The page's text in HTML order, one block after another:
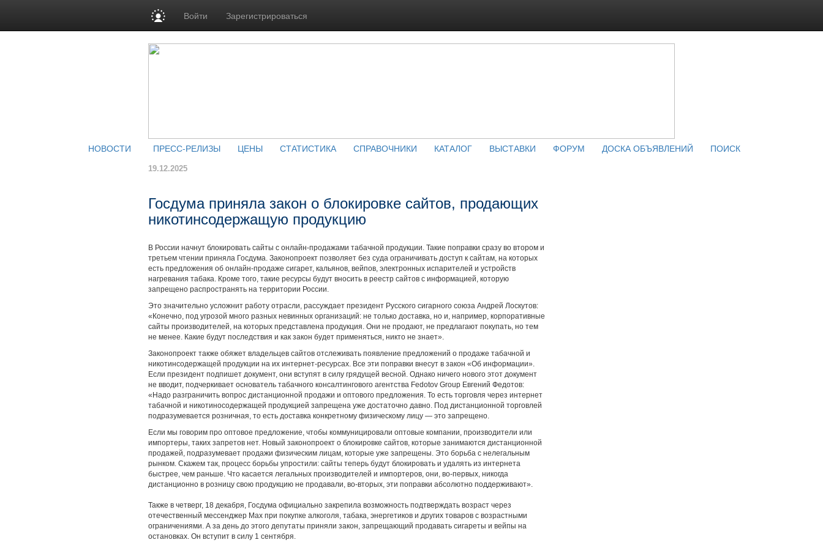
Войти Зарегистрироваться
НОВОСТИ ПРЕСС-РЕЛИЗЫ ЦЕНЫ СТАТИСТИКА СПРАВОЧНИКИ КАТАЛОГ ВЫСТАВКИ ФОРУМ ДОСКА ОБЪЯВЛЕНИЙ ПОИСК
19.12.2025
Госдума приняла закон о блокировке сайтов, продающих
никотинсодержащую продукцию
В России начнут блокировать сайты с онлайн-продажами табачной продукции. Такие поправки сразу во втором и
третьем чтении приняла Госдума. Законопроект позволяет без суда ограничивать доступ к сайтам, на которых
есть предложения об онлайн-продаже сигарет, кальянов, вейпов, электронных испарителей и устройств
нагревания табака. Кроме того, такие ресурсы будут вносить в реестр сайтов с информацией, которую
запрещено распространять на территории России.
Это значительно усложнит работу отрасли, рассуждает президент Русского сигарного союза Андрей Лоскутов:
«Конечно, под угрозой много разных невинных организаций: не только доставка, но и, например, корпоративные
сайты производителей, на которых представлена продукция. Они не продают, не предлагают покупать, но тем
не менее. Какие будут последствия и как закон будет применяться, никто не знает».
Законопроект также обяжет владельцев сайтов отслеживать появление предложений о продаже табачной и
никотинсодержащей продукции на их интернет-ресурсах. Все эти поправки внесут в закон «Об информации».
Если президент подпишет документ, они вступят в силу грядущей весной. Однако ничего нового этот документ
не вводит, подчеркивает основатель табачного консалтингового агентства Fedotov Group Евгений Федотов:
«Надо разграничить вопрос дистанционной продажи и оптового предложения. То есть торговля через интернет
табачной и никотиносодержащей продукцией запрещена уже достаточно давно. Под дистанционной торговлей
подразумевается розничная, то есть доставка конкретному физическому лицу — это запрещено.
Если мы говорим про оптовое предложение, чтобы коммуницировали оптовые компании, производители или
импортеры, таких запретов нет. Новый законопроект о блокировке сайтов, которые занимаются дистанционной
продажей, подразумевает продажи физическим лицам, которые уже запрещены. Это борьба с нелегальным
рынком. Скажем так, процесс борьбы упростили: сайты теперь будут блокировать и удалять из интернета
быстрее, чем раньше. Что касается легальных производителей и импортеров, они, во-первых, никогда
дистанционно в розницу свою продукцию не продавали, во-вторых, эти поправки абсолютно поддерживают».
Также в четверг, 18 декабря, Госдума официально закрепила возможность подтверждать возраст через
отечественный мессенджер Max при покупке алкоголя, табака, энергетиков и других товаров с возрастными
ограничениями. А за день до этого депутаты приняли закон, запрещающий продавать сигареты и вейпы на
остановках. Он вступит в силу 1 сентября.